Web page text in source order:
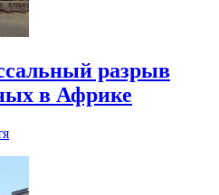
разрыв
в Африке